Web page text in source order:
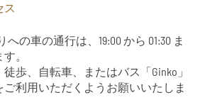
ス
への車の通行は、19:00 から 01:30 ま
。
歩、自転車、またはバス「Ginko」
利用いただくようお願いいたしま